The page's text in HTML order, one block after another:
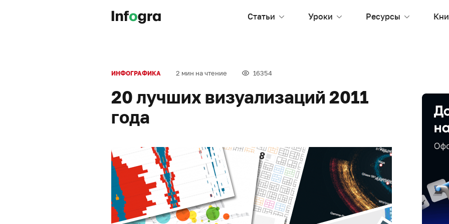
Статьи Уроки Ресурсы
ИНФОГРАФИКА 2 мин на чтение 16354
20 лучших визуализаций 2011
года